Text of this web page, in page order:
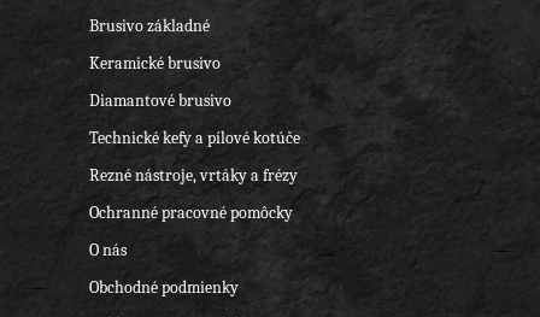
Brusivo základné
Keramické brusivo
Diamantové brusivo
Technické kefy a pílové kotúče
Rezné nástroje, vrtáky a frézy
Ochranné pracovné pomôcky
O nás
Obchodné podmienky